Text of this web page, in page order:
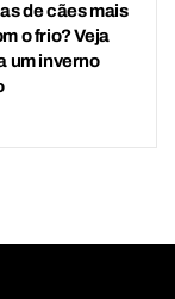
de cães mais
o frio? Veja
um inverno